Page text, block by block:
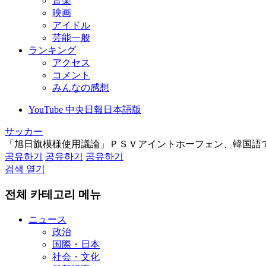
映画
アイドル
芸能一般
ランキング
アクセス
コメント
みんなの感想
YouTube 中央日報日本語版
サッカー
「旭日旗模様使用議論」ＰＳＶアイントホーフェン、韓国語
공유하기
공유하기
공유하기
검색 열기
전체 카테고리 메뉴
ニュース
政治
国際・日本
社会・文化